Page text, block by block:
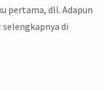
pertama, dll. Adapun
di